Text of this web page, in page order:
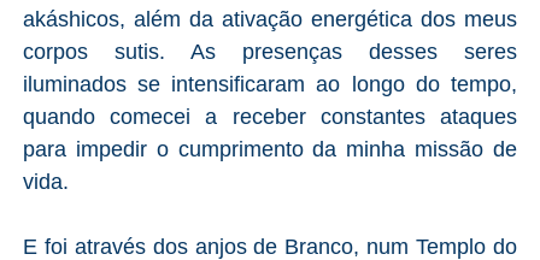
akáshicos, além da ativação energética dos meus
corpos sutis. As presenças desses seres
iluminados se intensificaram ao longo do tempo,
quando comecei a receber constantes ataques
para impedir o cumprimento da minha missão de
vida.
E foi através dos anjos de Branco, num Templo do